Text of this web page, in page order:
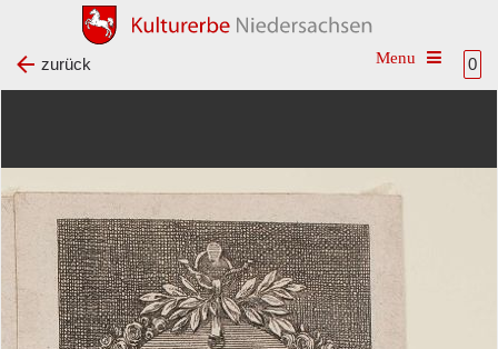
0
Toggle
zurück